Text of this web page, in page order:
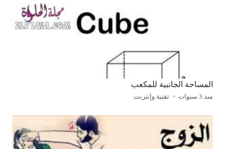
المساحة الجانبية للمكعب
منذ 3 سنوات تقنية وإنترنت